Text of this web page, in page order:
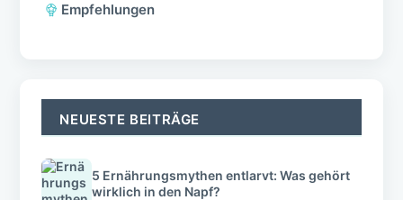
Empfehlungen
NEUESTE BEITRÄGE
5 Ernährungsmythen entlarvt: Was gehört
wirklich in den Napf?